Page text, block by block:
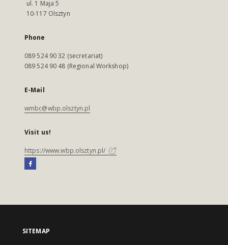
ul. 1 Maja 5
10-117 Olsztyn
Phone
089 524 90 32 (secretariat)
089 524 90 48 (Regional Workshop)
E-Mail
wmbc@wbp.olsztyn.pl
Visit us!
https://www.wbp.olsztyn.pl/
SITEMAP